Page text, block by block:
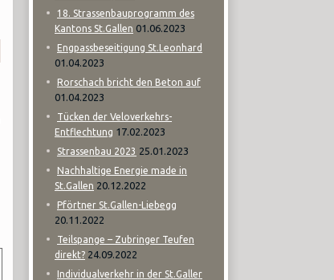
18. Strassenbauprogramm des
Kantons St.Gallen 01.06.2023
Engpassbeseitigung St.Leonhard
01.04.2023
Rorschach bricht den Beton auf
01.04.2023
Tücken der Veloverkehrs-
Entflechtung 17.02.2023
Strassenbau 2023 25.01.2023
Nachhaltige Energie made in
St.Gallen 20.12.2022
Pförtner St.Gallen-Liebegg
20.11.2022
Teilspange – Zubringer Teufen
direkt? 24.09.2022
Individualverkehr in der St.Galler